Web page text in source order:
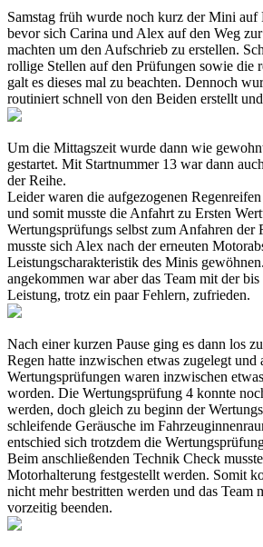
Samstag früh wurde noch kurz der Mini auf
bevor sich Carina und Alex auf den Weg
machten um den Aufschrieb zu erstellen.
rollige Stellen auf den Prüfungen sowie die
galt es dieses mal zu beachten. Dennoch
routiniert schnell von den Beiden erstellt
Um die Mittagszeit wurde dann wie
gestartet. Mit Startnummer 13 war dann
der Reihe.
Leider waren die aufgezogenen
und somit musste die Anfahrt zu Ersten
Wertungsprüfungs selbst zum Anfahren der
musste sich Alex nach der erneuten
Leistungscharakteristik des Minis
angekommen war aber das Team mit der
Leistung, trotz ein paar Fehlern, zufrieden.
Nach einer kurzen Pause ging es dann los
Regen hatte inzwischen etwas zugelegt und
Wertungsprüfungen waren inzwischen
worden. Die Wertungsprüfung 4 konnte
werden, doch gleich zu beginn der
schleifende Geräusche im
entschied sich trotzdem die
Beim anschließenden Technik Check
Motorhalterung festgestellt werden. Somit
nicht mehr bestritten werden und das Team
vorzeitig beenden.